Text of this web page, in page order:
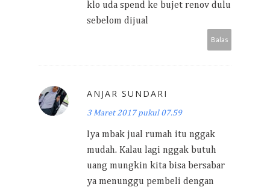
klo uda spend ke bujet renov dulu
sebelom dijual
Balas
ANJAR SUNDARI
3 Maret 2017 pukul 07.59
Iya mbak jual rumah itu nggak
mudah. Kalau lagi nggak butuh
uang mungkin kita bisa bersabar
ya menunggu pembeli dengan